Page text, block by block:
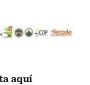
aquí